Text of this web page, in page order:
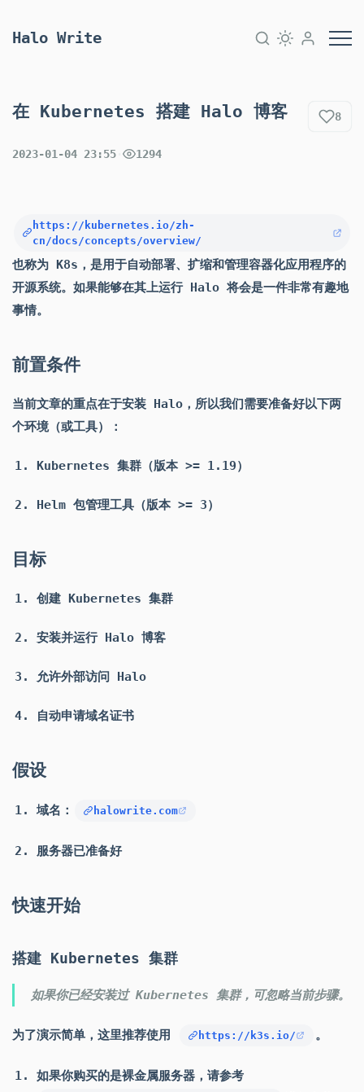
Halo Write
在 Kubernetes 搭建 Halo 博客 8
2023-01-04 23:55 1294
https://kubernetes.io/zh-
cn/docs/concepts/overview/
也称为 K8s，是用于自动部署、扩缩和管理容器化应用程序的
开源系统。如果能够在其上运行 Halo 将会是一件非常有趣地
事情。
前置条件
当前文章的重点在于安装 Halo，所以我们需要准备好以下两
个环境（或工具）：
Kubernetes 集群（版本 >= 1.19）
Helm 包管理工具（版本 >= 3）
目标
创建 Kubernetes 集群
安装并运行 Halo 博客
允许外部访问 Halo
自动申请域名证书
假设
域名： halowrite.com
服务器已准备好
快速开始
搭建 Kubernetes 集群
如果你已经安装过 Kubernetes 集群，可忽略当前步骤。
为了演示简单，这里推荐使用 https://k3s.io/ 。
如果你购买的是裸金属服务器，请参考